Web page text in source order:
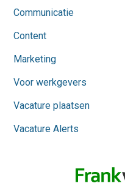
Communicatie
Content
Marketing
Voor werkgevers
Vacature plaatsen
Vacature Alerts